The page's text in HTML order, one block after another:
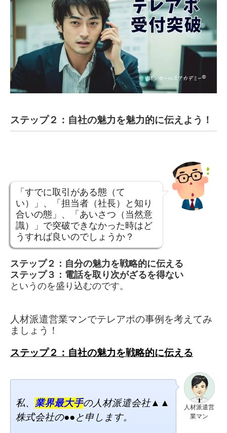
ステップ２：自社の魅力を魅力的に伝えよう！
「すでに取引がある態（て
い）」、「担当者（社長）と知り
合いの態」、「あいさつ（当然意
識）」で突破できなかった時はど
うすれば良いのでしょうか？
ステップ２：自分の魅力を戦略的に伝える
ステップ３：電話を取り次がざるを得ない
というのを盛り込むのです。
人材派遣営業マンでテレアポの事例を考えてみ
ましょう！
ステップ２：自社の魅力を戦略的に伝える
人材派遣営
業マン
私、 業界最大手の人材派遣会社▲▲
株式会社の●●と申します。